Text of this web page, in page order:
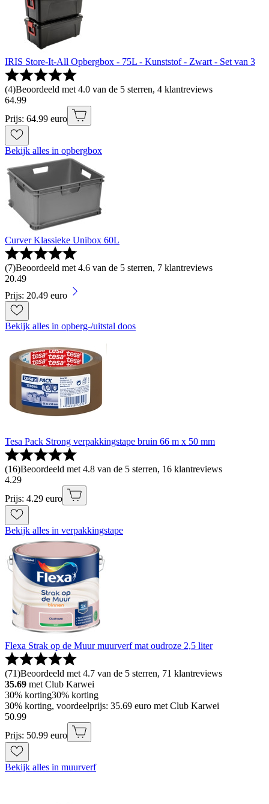
IRIS Store-It-All Opbergbox - 75L - Kunststof - Zwart - Set van 3
(4)Beoordeeld met 4.0 van de 5 sterren, 4 klantreviews
64.99
Prijs: 64.99 euro
Bekijk alles in opbergbox
Curver Klassieke Unibox 60L
(7)Beoordeeld met 4.6 van de 5 sterren, 7 klantreviews
20.49
Prijs: 20.49 euro
Bekijk alles in opberg-/uitstal doos
Tesa Pack Strong verpakkingstape bruin 66 m x 50 mm
(16)Beoordeeld met 4.8 van de 5 sterren, 16 klantreviews
4.29
Prijs: 4.29 euro
Bekijk alles in verpakkingstape
Flexa Strak op de Muur muurverf mat oudroze 2,5 liter
(71)Beoordeeld met 4.7 van de 5 sterren, 71 klantreviews
35.69 met Club Karwei
30% korting30% korting
30% korting, voordeelprijs: 35.69 euro met Club Karwei
50.99
Prijs: 50.99 euro
Bekijk alles in muurverf